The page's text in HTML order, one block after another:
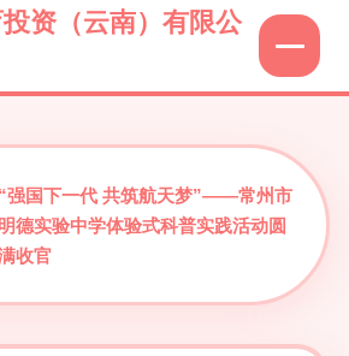
资（云南）有限公
“强国下一代 共筑航天梦”——常州市
明德实验中学体验式科普实践活动圆
收官